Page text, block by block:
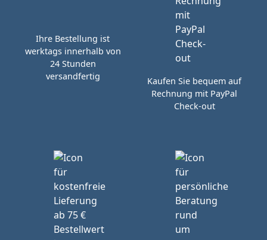
Ihre Bestellung ist
werktags innerhalb von
24 Stunden
versandfertig
Kaufen Sie bequem auf
Rechnung mit PayPal
Check-out